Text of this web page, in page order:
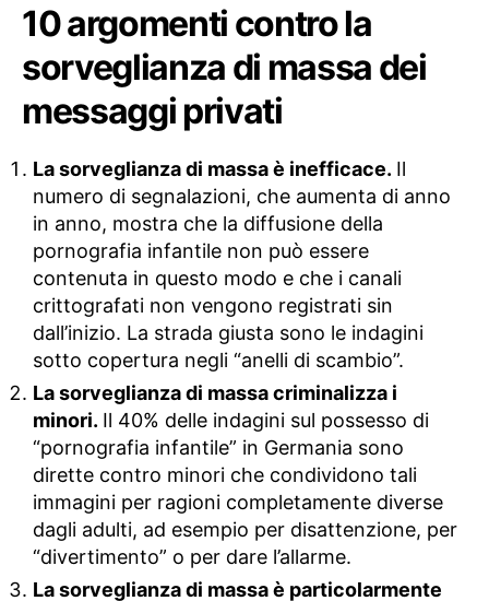
10 argomenti contro la
sorveglianza di massa dei
messaggi privati
La sorveglianza di massa è inefficace. Il
numero di segnalazioni, che aumenta di anno
in anno, mostra che la diffusione della
pornografia infantile non può essere
contenuta in questo modo e che i canali
crittografati non vengono registrati sin
dall’inizio. La strada giusta sono le indagini
sotto copertura negli “anelli di scambio”.
La sorveglianza di massa criminalizza i
minori. Il 40% delle indagini sul possesso di
“pornografia infantile” in Germania sono
dirette contro minori che condividono tali
immagini per ragioni completamente diverse
dagli adulti, ad esempio per disattenzione, per
“divertimento” o per dare l’allarme.
La sorveglianza di massa è particolarmente